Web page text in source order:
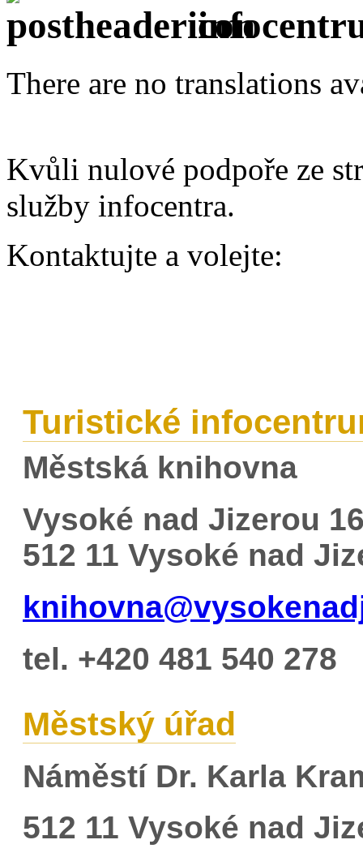
There are no translations
Kvůli nulové podpoře ze
služby infocentra.
Kontaktujte a volejte:
Turistické
Městská knihovna
Vysoké nad Jizerou
512 11 Vysoké nad
tel. +420 481 540 278
Městský úřad
Náměstí Dr. Karla
512 11 Vysoké nad